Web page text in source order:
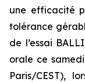
une efficacité
tolérance
de l’essai
orale ce
Paris/CEST),